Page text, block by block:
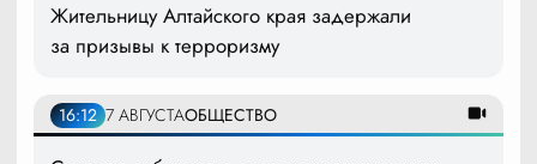
Жительницу Алтайского края задержали
за призывы к терроризму
16:12 7 АВГУСТАОБЩЕСТВО